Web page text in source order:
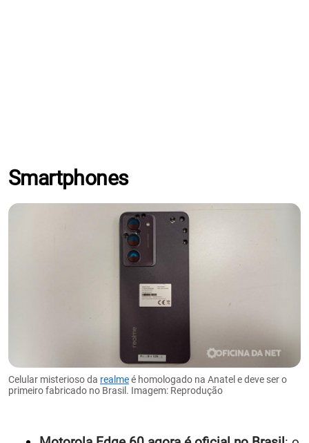
Smartphones
Celular misterioso da realmeé homologado na Anatel e deve ser o
primeiro fabricado no Brasil. Imagem: Reprodução